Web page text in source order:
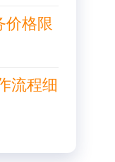
价格限
流程细